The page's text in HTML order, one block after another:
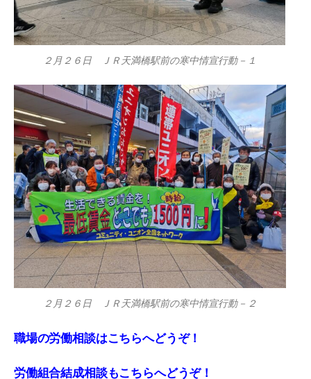
２月２６日 ＪＲ天満橋駅前の寒中情宣行動－１
２月２６日 ＪＲ天満橋駅前の寒中情宣行動－２
職場の労働相談はこちらへどうぞ！
労働組合結成相談もこちらへどうぞ！